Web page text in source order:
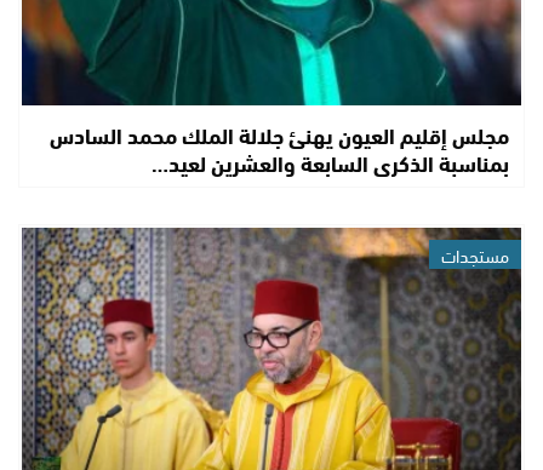
مجلس إقليم العيون يهنئ جلالة الملك محمد السادس
بمناسبة الذكرى السابعة والعشرين لعيد…
مستجدات